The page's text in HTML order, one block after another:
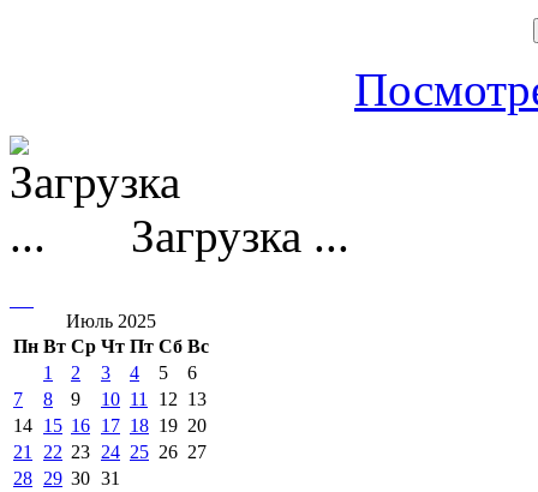
Загрузка ...
Июль 2025
Пн Вт Ср Чт Пт Сб Вс
1 2 3 4 5
6
7
8 9 10 11 12 13
14 15 16 17 18 19 20
21
22 23 24 25 26 27
28 29 30 31